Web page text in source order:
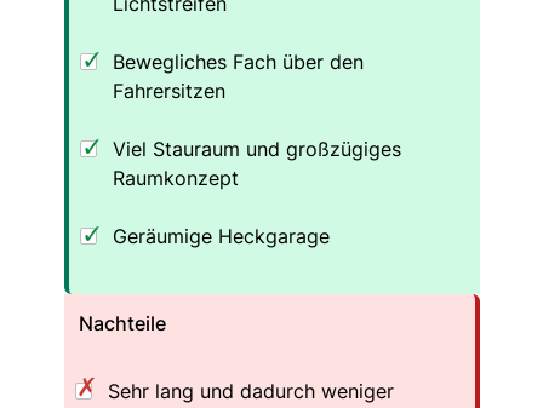
Bewegliches Fach über den
Fahrersitzen
Viel Stauraum und großzügiges
Raumkonzept
Geräumige Heckgarage
Nachteile
Sehr lang und dadurch weniger